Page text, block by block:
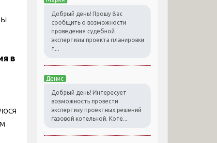
в
Добрый день! Прошу Вас
сообщить о возможности
проведения судебной
экспертизы проекта планировки
т...
Денис
Добрый день! Интересует
возможность провести
экспертизу проектных решений
газовой котельной. Коте...